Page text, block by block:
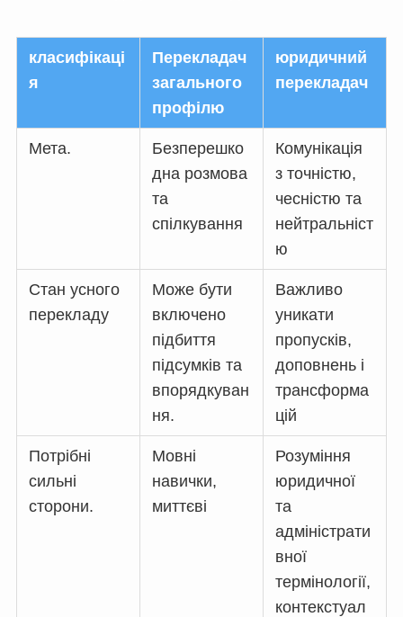
класифікаці
я
Перекладач
загального
профілю
юридичний
перекладач
Мета.
Безперешко
дна розмова
та
спілкування
Комунікація
з точністю,
чесністю та
нейтральніст
ю
Стан усного
перекладу
Може бути
включено
підбиття
підсумків та
впорядкуван
ня.
Важливо
уникати
пропусків,
доповнень і
трансформа
цій
Потрібні
сильні
сторони.
Мовні
навички,
миттєві
Розуміння
юридичної
та
адміністрати
вної
термінології,
контекстуал